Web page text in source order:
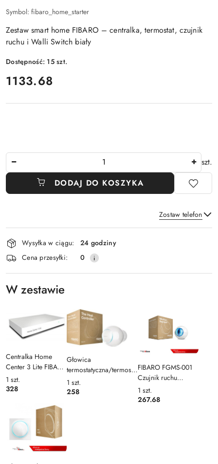
Symbol: fibaro_home_starter
Zestaw smart home FIBARO – centralka, termostat, czujnik
ruchu i Walli Switch biały
Dostępność: 15szt.
cena:
1133.68
szt.
DODAJ DO KOSZYKA
Zostaw telefon
Wyślij
Dostępność
i
dostawa
Wysyłka w ciągu:
24 godziny
Cena przesyłki:
0
W zestawie
Centralka Home
Center 3 Lite FIBARO
(HC3L)
1 szt.
328
Głowica
termostatyczna/termostat
The Heat Controller
FIBARO FGT-001
1 szt.
258
FIBARO FGMS-001
Czujnik ruchu
(Motion Sensor Z-
wave)
1 szt.
267.68